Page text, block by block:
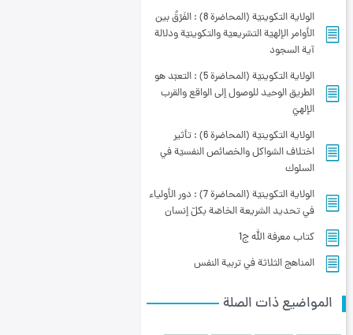
الولاية التكوينيّة (المحاضرة 8) : الفَرْقُ بين
الأوامر الإلهيّة التشريعيّة والتكوينيّة ودلالة
آية السجود
الولاية التكوينيّة (المحاضرة 5) : التعبّد هو
الطريق الوحيد للوصول إلى الواقع والقرب
الإلهيّ
الولاية التكوينيّة (المحاضرة 6) : تأثير
اختلاف الشواكل والخصائص النفسيّة في
السلوك
الولاية التكوينيّة (المحاضرة 7) : دور الأولياء
في تحديد الشريعة الخاصّة بكلّ إنسان
کتاب معرفة الله ج1
المناهج الثلاثة في تربية النفس
المواضيع ذات الصلة